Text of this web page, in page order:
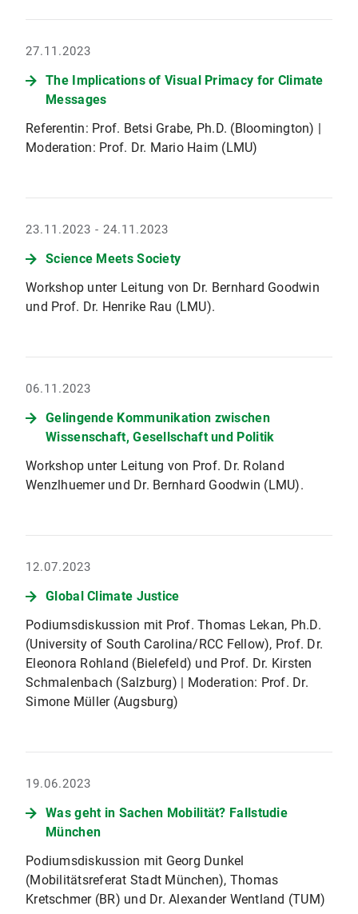
27.11.2023
The Implications of Visual Primacy for Climate
Messages
Referentin: Prof. Betsi Grabe, Ph.D. (Bloomington) |
Moderation: Prof. Dr. Mario Haim (LMU)
23.11.2023 - 24.11.2023
Science Meets Society
Workshop unter Leitung von Dr. Bernhard Goodwin
und Prof. Dr. Henrike Rau (LMU).
06.11.2023
Gelingende Kommunikation zwischen
Wissenschaft, Gesellschaft und Politik
Workshop unter Leitung von Prof. Dr. Roland
Wenzlhuemer und Dr. Bernhard Goodwin (LMU).
12.07.2023
Global Climate Justice
Podiumsdiskussion mit Prof. Thomas Lekan, Ph.D.
(University of South Carolina/RCC Fellow), Prof. Dr.
Eleonora Rohland (Bielefeld) und Prof. Dr. Kirsten
Schmalenbach (Salzburg) | Moderation: Prof. Dr.
Simone Müller (Augsburg)
19.06.2023
Was geht in Sachen Mobilität? Fallstudie
München
Podiumsdiskussion mit Georg Dunkel
(Mobilitätsreferat Stadt München), Thomas
Kretschmer (BR) und Dr. Alexander Wentland (TUM)